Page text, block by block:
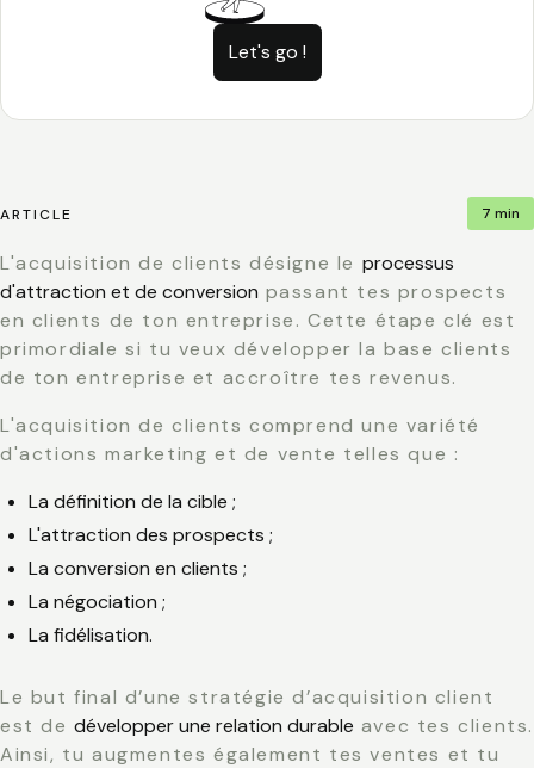
Let's go !
ARTICLE 7 min
L'acquisition de clients désigne le processus
d'attraction et de conversion passant tes prospects
en clients de ton entreprise. Cette étape clé est
primordiale si tu veux développer la base clients
de ton entreprise et accroître tes revenus.
L'acquisition de clients comprend une variété
d'actions marketing et de vente telles que :
La définition de la cible ;
L'attraction des prospects ;
La conversion en clients ;
La négociation ;
La fidélisation.
Le but final d’une stratégie d’acquisition client
est dedévelopper une relation durable avec tes clients.
Ainsi, tu augmentes également tes ventes et tu